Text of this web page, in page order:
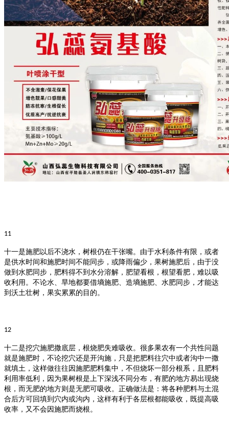
11
十一是施肥以后不浇水，树根仍在干张嘴。 由于水利条件有限，或者
是供水时间和施肥时间不能同步，或降雨偏少，果树施肥后，由于没
做到水肥同步，肥料得不到水分溶解，肥望看根，根望看肥，难以吸
收利用。不论水、旱地都要借墒施肥、造墒施肥、水肥同步，才能达
到沃土壮树，果实累累的目的。
12
十二是挖穴施肥撒底层，根烧肥失难吸收。 很多果农有一个共性问题
就是施肥时，不论挖穴还是开沟施，只是把肥料往穴中或者沟中一撒
就填土，这样做往往因施肥肥料集中，不但烧坏一部分根系，且肥料
利用率低利，因为果树根是上下深浅不同分布，有肥的地方易出现烧
根，而无肥的地方则是无肥可吸收。正确做法是：将各种肥料与土混
合后方可回填到穴内或沟内，这样有利于各层根都能吸收，既提高吸
收率，又不会因施肥而烧根。